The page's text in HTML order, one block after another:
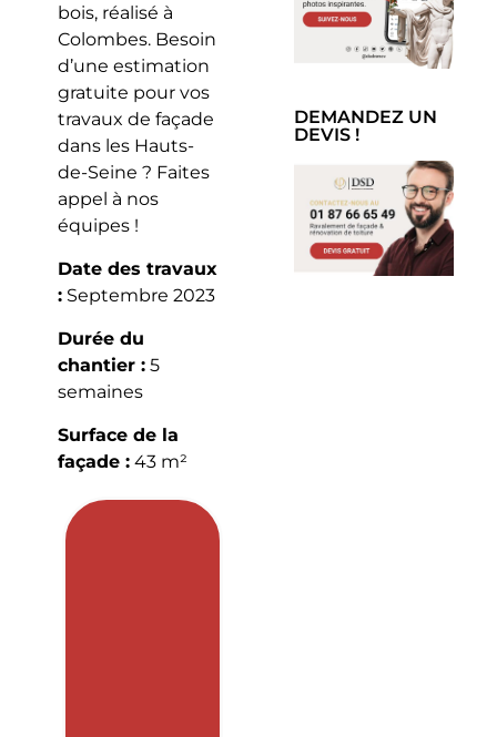
bois, réalisé à
Colombes. Besoin
d’une estimation
gratuite pour vos
travaux de façade
dans les Hauts-
de-Seine ? Faites
appel à nos
équipes !
Date des travaux
:Septembre 2023
Durée du
chantier :5
semaines
Surface de la
façade :43 m²
DEMANDEZ UN
DEVIS !